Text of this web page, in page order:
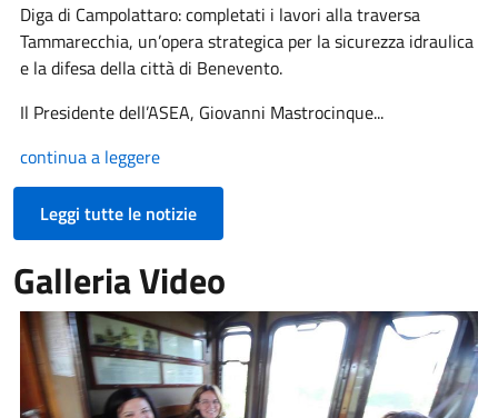
Diga di Campolattaro: completati i lavori alla traversa
Tammarecchia, un’opera strategica per la sicurezza idraulica
e la difesa della città di Benevento.
Il Presidente dell’ASEA, Giovanni Mastrocinque...
continua a leggere
Leggi tutte le notizie
Galleria Video